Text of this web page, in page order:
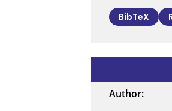
BibTeX
Author: